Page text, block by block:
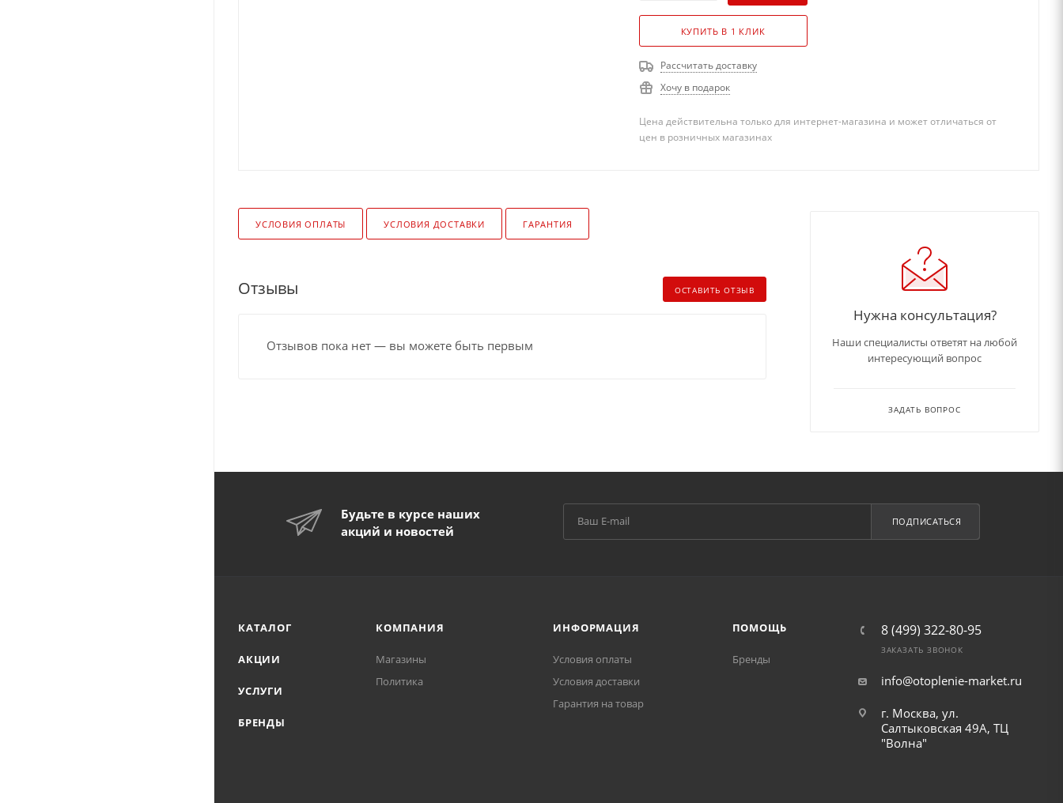
КУПИТЬ В 1 КЛИК
Рассчитать доставку
Хочу в подарок
Цена действительна только для интернет-магазина и может отличаться от
цен в розничных магазинах
УСЛОВИЯ ОПЛАТЫ УСЛОВИЯ ДОСТАВКИ ГАРАНТИЯ
Отзывы ОСТАВИТЬ ОТЗЫВ
Отзывов пока нет — вы можете быть первым
Нужна консультация?
Наши специалисты ответят на любой
интересующий вопрос
ЗАДАТЬ ВОПРОС
Будьте в курсе наших
акций и новостей
ПОДПИСАТЬСЯ
КАТАЛОГ
АКЦИИ
УСЛУГИ
БРЕНДЫ
КОМПАНИЯ
Магазины
Политика
ИНФОРМАЦИЯ
Условия оплаты
Условия доставки
Гарантия на товар
ПОМОЩЬ
Бренды
8 (499) 322-80-95
ЗАКАЗАТЬ ЗВОНОК
info@otoplenie-market.ru
г. Москва, ул.
Салтыковская 49А, ТЦ
"Волна"